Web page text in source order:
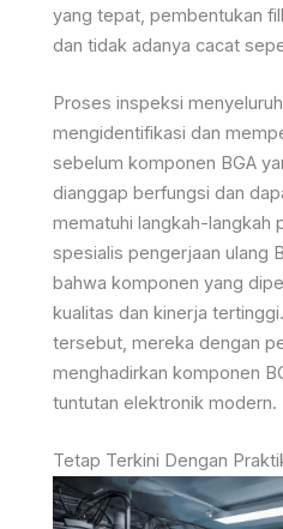
yang tepat, pembentukan
dan tidak adanya cacat
Proses inspeksi
mengidentifikasi dan
sebelum komponen BGA
dianggap berfungsi dan
mematuhi langkah-langkah
spesialis pengerjaan ulang
bahwa komponen yang
kualitas dan kinerja
tersebut, mereka dengan
menghadirkan komponen
tuntutan elektronik modern.
Tetap Terkini Dengan